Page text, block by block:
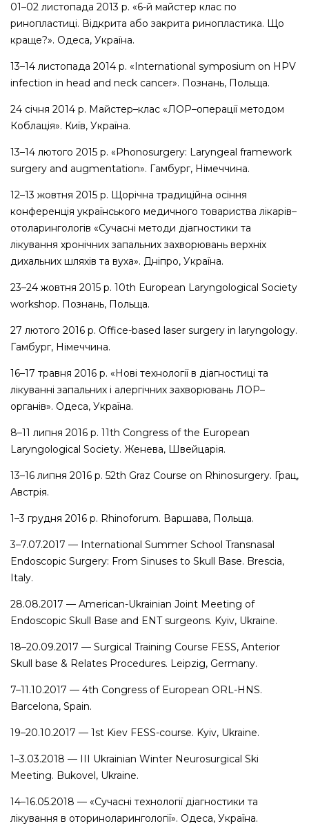
01–02 листопада 2013 р. «6-й майстер клас по
ринопластиці. Відкрита або закрита ринопластика. Що
краще?». Одеса, Україна.
13–14 листопада 2014 р. «International symposium on HPV
infection in head and neck cancer». Познань, Польща.
24 січня 2014 р. Майстер–клас «ЛОР–операції методом
Коблація». Київ, Україна.
13–14 лютого 2015 р. «Phonosurgery: Laryngeal framework
surgery and augmentation». Гамбург, Німеччина.
12–13 жовтня 2015 р. Щорічна традиційна осіння
конференція українського медичного товариства лікарів–
отоларингологів «Сучасні методи діагностики та
лікування хронічних запальних захворювань верхніх
дихальних шляхів та вуха». Дніпро, Україна.
23–24 жовтня 2015 р. 10th European Laryngological Society
workshop. Познань, Польща.
27 лютого 2016 р. Office-based laser surgery in laryngology.
Гамбург, Німеччина.
16–17 травня 2016 р. «Нові технології в діагностиці та
лікуванні запальних і алергічних захворювань ЛОР–
органів». Одеса, Україна.
8–11 липня 2016 р. 11th Congress of the European
Laryngological Society. Женева, Швейцарія.
13–16 липня 2016 р. 52th Graz Course on Rhinosurgery. Грац,
Австрія.
1–3 грудня 2016 р. Rhinoforum. Варшава, Польща.
3–7.07.2017 — International Summer School Transnasal
Endoscopic Surgery: From Sinuses to Skull Base. Brescia,
Italy.
28.08.2017 — American-Ukrainian Joint Meeting of
Endoscopic Skull Base and ENT surgeons. Kyiv, Ukraine.
18–20.09.2017 — Surgical Training Course FESS, Anterior
Skull base & Relates Procedures. Leipzig, Germany.
7–11.10.2017 — 4th Congress of European ORL-HNS.
Barcelona, Spain.
19–20.10.2017 — 1st Kiev FESS-course. Kyiv, Ukraine.
1–3.03.2018 — III Ukrainian Winter Neurosurgical Ski
Meeting. Bukovel, Ukraine.
14–16.05.2018 — «Сучасні технології діагностики та
лікування в оториноларингології». Одеса, Україна.